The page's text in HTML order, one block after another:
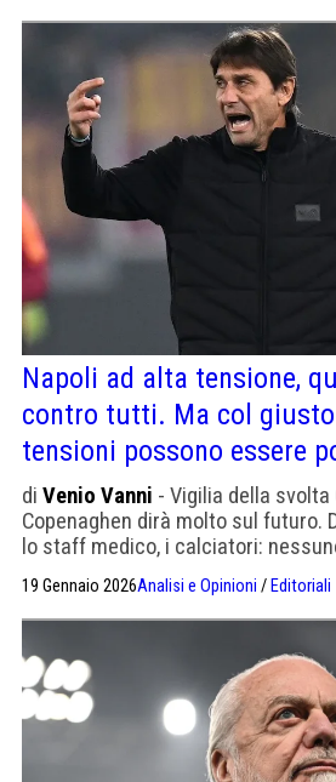
Napoli ad alta tensione,
contro tutti. Ma col
tensioni possono essere
di Venio Vanni - Vigilia della svolta
Copenaghen dirà molto sul futuro.
lo staff medico, i calciatori:
19 Gennaio 2026Analisi e Opinioni / Editoriali